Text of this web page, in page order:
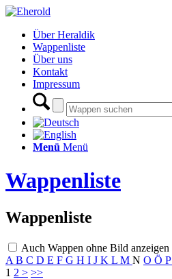
Über Heraldik
Wappenliste
Über uns
Kontakt
Impressum
Menü Menü
Wappenliste
Wappenliste
Auch Wappen ohne Bild anzeigen
A B C D E F G H I J K L M N O Ö P
1 2 > >>